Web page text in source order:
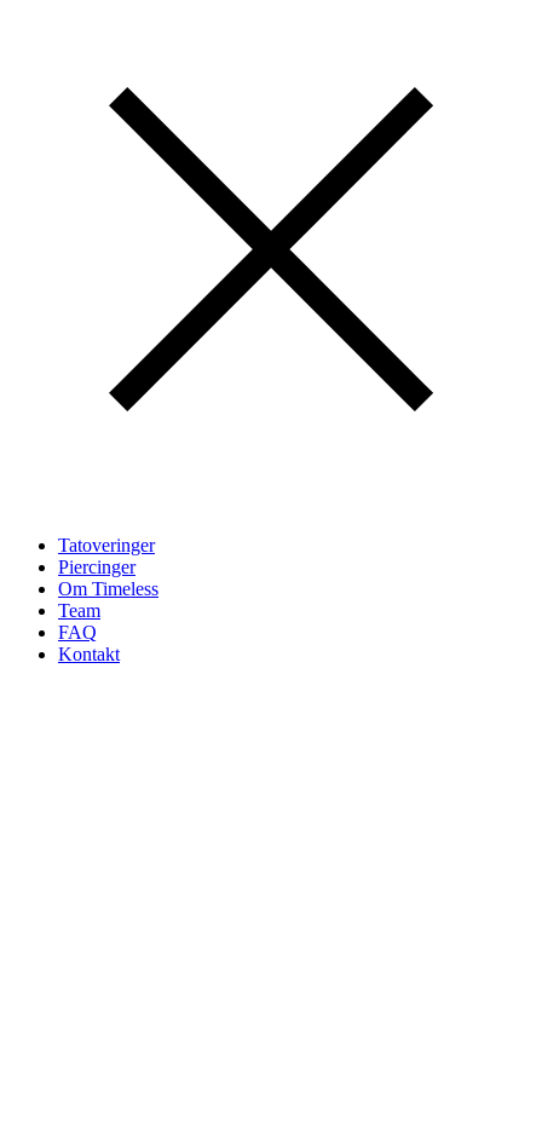
Tatoveringer
Piercinger
Om Timeless
Team
FAQ
Kontakt